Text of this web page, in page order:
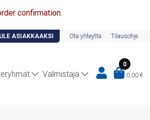
confirmation.
ASIAKKAAKSI Ota yhteyttä Tilausohje
Valmistaja
0
0,00 €